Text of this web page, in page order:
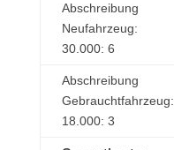
Abschreibung
Neufahrzeug:
30.000: 6
Abschreibung
Gebrauchtfahrzeug:
18.000: 3